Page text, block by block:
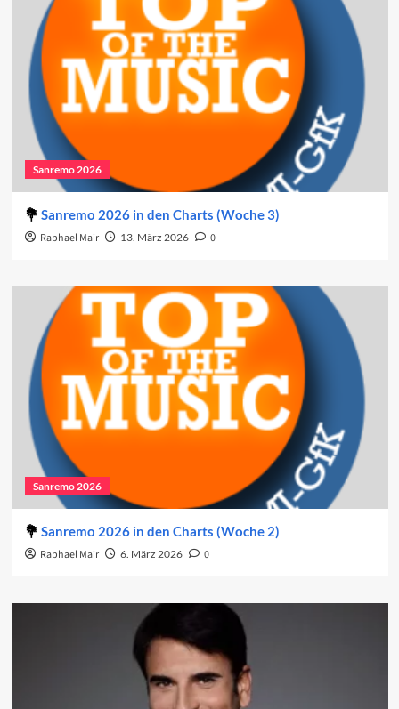
Sanremo 2026
Sanremo 2026 in den Charts (Woche 3)
Raphael Mair 13. März 2026 0
Sanremo 2026
Sanremo 2026 in den Charts (Woche 2)
Raphael Mair 6. März 2026 0